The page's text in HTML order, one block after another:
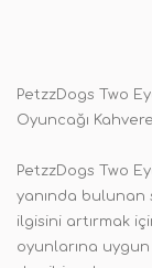
PetzzDogs Two
Oyuncağı
PetzzDogs Two
yanında bulunan
ilgisini artırmak
oyunlarına